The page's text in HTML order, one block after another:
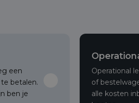
een
betalen.
ben je
Operational
of
alle kosten